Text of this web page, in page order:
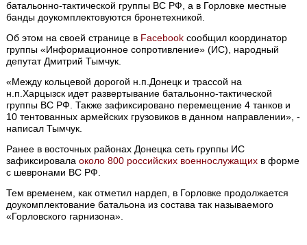
батальонно-тактической группы ВС РФ, а в Горловке местные
банды доукомплектовуются бронетехникой.
Об этом на своей странице в Facebook сообщил координатор
группы «Информационное сопротивление» (ИС), народный
депутат Дмитрий Тымчук.
«Между кольцевой дорогой н.п.Донецк и трассой на
н.п.Харцызск идет развертывание батальонно-тактической
группы ВС РФ. Также зафиксировано перемещение 4 танков и
10 тентованных армейских грузовиков в данном направлении», -
написал Тымчук.
Ранее в восточных районах Донецка сеть группы ИС
зафиксировалаоколо 800 российских военнослужащих в форме
с шевронами ВС РФ.
Тем временем, как отметил нардеп, в Горловке продолжается
доукомплектование батальона из состава так называемого
«Горловского гарнизона».